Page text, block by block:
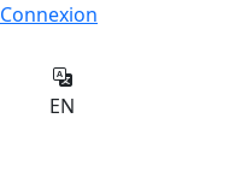
Connexion
EN